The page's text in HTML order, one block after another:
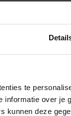
te
informatie over
kunnen deze
while loading